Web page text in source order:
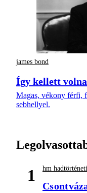
james bond
Így kellett
Magas, vékony férfi,
sebhellyel.
1 hm